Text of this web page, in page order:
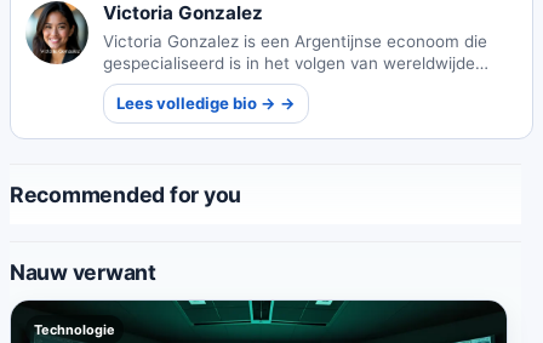
Victoria Gonzalez
Victoria Gonzalez is een Argentijnse econoom die
gespecialiseerd is in het volgen van wereldwijde
economische hersteltrends. Haar onderzoek biedt
cruciale inzichten voor beleidsmakers die navigeren
door financiële landschappen na een crisis.
Lees volledige bio → →
Recommended for you
Nauw verwant
Technologie